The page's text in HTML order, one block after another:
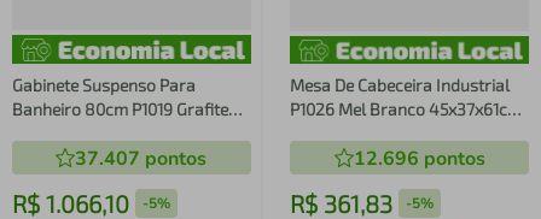
Gabinete Suspenso Para
Banheiro 80cm P1019 Grafite
37.407 pontos
R$ 1.066,10 -5%
Mesa De Cabeceira Industrial
P1026 Mel Branco 45x37x61cm
12.696 pontos
R$ 361,83 -5%